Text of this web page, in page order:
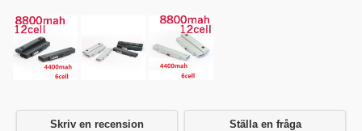
Skriv en recension Ställa en fråga